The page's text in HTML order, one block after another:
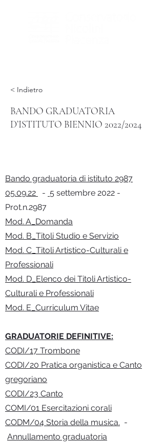
< Indietro
BANDO GRADUATORIA
D’ISTITUTO BIENNIO 2022/2024
Bando graduatoria di istituto 2987
05.09.22
- 5 settembre 2022 -
Prot.n.2987
Mod. A_Domanda
Mod. B_Titoli Studio e Servizio
Mod. C_Titoli Artistico-Culturali e
Professionali
Mod. D_Elenco dei Titoli Artistico-
Culturali e Professionali
Mod. E_Curriculum Vitae
GRADUATORIE DEFINITIVE:
CODI/17 Trombone
CODI/20 Pratica organistica e Canto
gregoriano
CODI/23 Canto
COMI/01 Esercitazioni corali
CODM/04 Storia della musica. -
Annullamento graduatoria